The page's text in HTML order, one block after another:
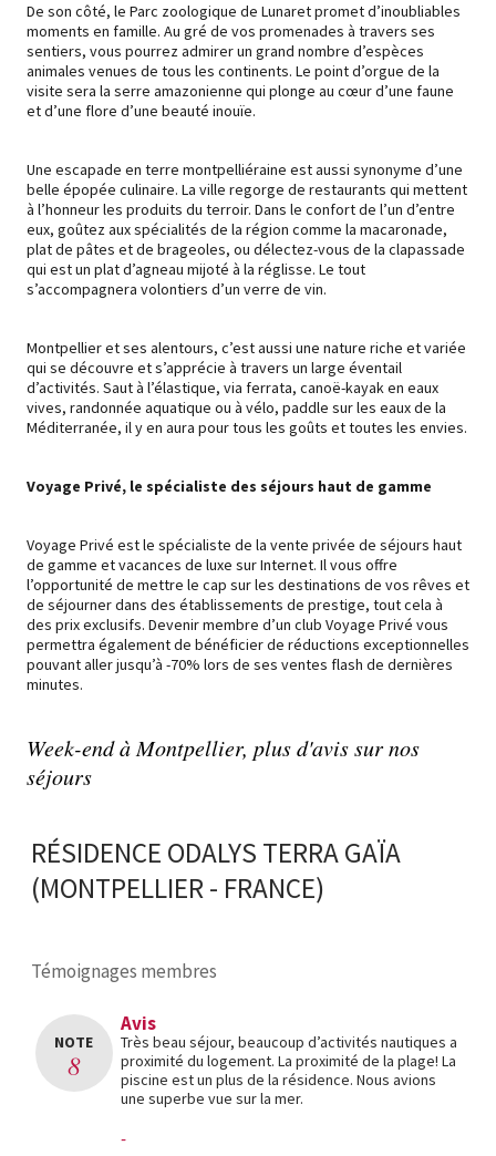
De son côté, le Parc zoologique de Lunaret promet d’inoubliables
moments en famille. Au gré de vos promenades à travers ses
sentiers, vous pourrez admirer un grand nombre d’espèces
animales venues de tous les continents. Le point d’orgue de la
visite sera la serre amazonienne qui plonge au cœur d’une faune
et d’une flore d’une beauté inouïe.
Une escapade en terre montpelliéraine est aussi synonyme d’une
belle épopée culinaire. La ville regorge de restaurants qui mettent
à l’honneur les produits du terroir. Dans le confort de l’un d’entre
eux, goûtez aux spécialités de la région comme la macaronade,
plat de pâtes et de brageoles, ou délectez-vous de la clapassade
qui est un plat d’agneau mijoté à la réglisse. Le tout
s’accompagnera volontiers d’un verre de vin.
Montpellier et ses alentours, c’est aussi une nature riche et variée
qui se découvre et s’apprécie à travers un large éventail
d’activités. Saut à l’élastique, via ferrata, canoë-kayak en eaux
vives, randonnée aquatique ou à vélo, paddle sur les eaux de la
Méditerranée, il y en aura pour tous les goûts et toutes les envies.
Voyage Privé, le spécialiste des séjours haut de gamme
Voyage Privé est le spécialiste de la vente privée de séjours haut
de gamme et vacances de luxe sur Internet. Il vous offre
l’opportunité de mettre le cap sur les destinations de vos rêves et
de séjourner dans des établissements de prestige, tout cela à
des prix exclusifs. Devenir membre d’un club Voyage Privé vous
permettra également de bénéficier de réductions exceptionnelles
pouvant aller jusqu’à -70% lors de ses ventes flash de dernières
minutes.
Week-end à Montpellier, plus d'avis sur nos
séjours
RÉSIDENCE ODALYS TERRA GAÏA
(MONTPELLIER - FRANCE)
Témoignages membres
NOTE
8
Avis
Très beau séjour, beaucoup d’activités nautiques a
proximité du logement. La proximité de la plage! La
piscine est un plus de la résidence. Nous avions
une superbe vue sur la mer.
-